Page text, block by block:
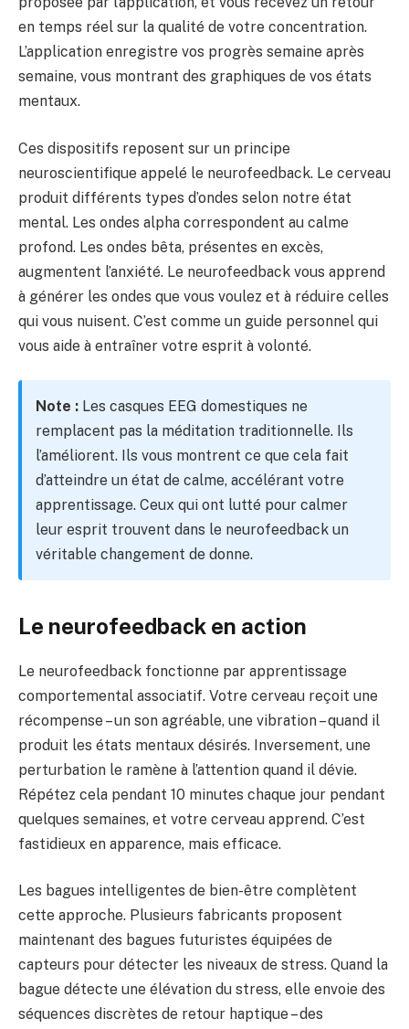
en temps réel sur la qualité de votre concentration.
L’application enregistre vos progrès semaine après
semaine, vous montrant des graphiques de vos états
mentaux.
Ces dispositifs reposent sur un principe
neuroscientifique appelé le neurofeedback. Le cerveau
produit différents types d’ondes selon notre état
mental. Les ondes alpha correspondent au calme
profond. Les ondes bêta, présentes en excès,
augmentent l’anxiété. Le neurofeedback vous apprend
à générer les ondes que vous voulez et à réduire celles
qui vous nuisent. C’est comme un guide personnel qui
vous aide à entraîner votre esprit à volonté.
Note : Les casques EEG domestiques ne
remplacent pas la méditation traditionnelle. Ils
l’améliorent. Ils vous montrent ce que cela fait
d’atteindre un état de calme, accélérant votre
apprentissage. Ceux qui ont lutté pour calmer
leur esprit trouvent dans le neurofeedback un
véritable changement de donne.
Le neurofeedback en action
Le neurofeedback fonctionne par apprentissage
comportemental associatif. Votre cerveau reçoit une
récompense – un son agréable, une vibration – quand il
produit les états mentaux désirés. Inversement, une
perturbation le ramène à l’attention quand il dévie.
Répétez cela pendant 10 minutes chaque jour pendant
quelques semaines, et votre cerveau apprend. C’est
fastidieux en apparence, mais efficace.
Les bagues intelligentes de bien-être complètent
cette approche. Plusieurs fabricants proposent
maintenant des bagues futuristes équipées de
capteurs pour détecter les niveaux de stress. Quand la
bague détecte une élévation du stress, elle envoie des
séquences discrètes de retour haptique – des